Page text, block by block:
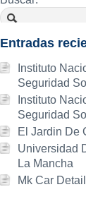
Entradas
Instituto
Seguridad
Instituto
Seguridad
El Jardin De
Universidad
La Mancha
Mk Car Detail